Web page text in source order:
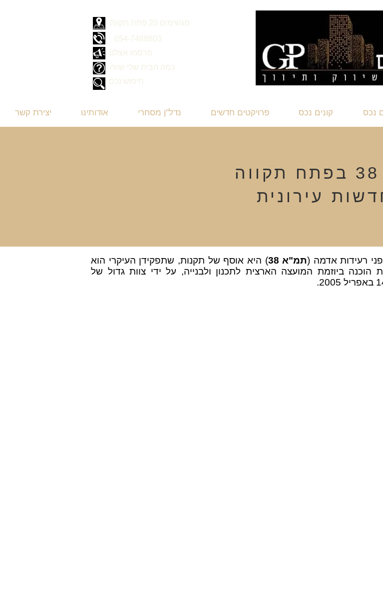
מגשימים 20 פתח תקווה
054-7488803
פרסמו אצלנו
כמה הבית שלי שווה
חיפוש נכס
נכס קונים נכס פרויקטים חדשים נדל"ן מסחרי אודותינו יצירת קשר
עירונית
רעידות אדמה (תמ"א 38
) היא אוסף של תקנות, שתפקידן העיקרי הוא
הוכנה ביוזמת המועצה הארצית לתכנון ולבנייה, על ידי צוות גדול של